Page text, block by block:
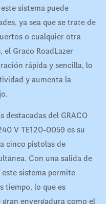
sistema puede
ya sea que se trate de
o cualquier otra
Graco RoadLazer
rápida y sencilla, lo
y aumenta la
destacadas del GRACO
V TE120-0059 es su
cinco pistolas de
Con una salida de
sistema permite
tiempo, lo que es
envergadura como el